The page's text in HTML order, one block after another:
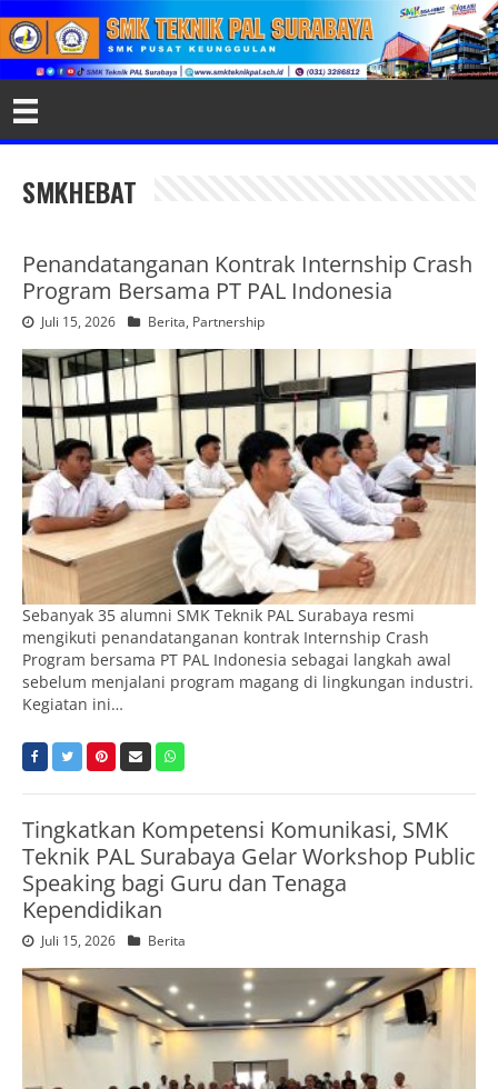
SMKHEBAT
Penandatanganan Kontrak Internship Crash
Program Bersama PT PAL Indonesia
Juli 15, 2026 Berita, Partnership
Sebanyak 35 alumni SMK Teknik PAL Surabaya resmi
mengikuti penandatanganan kontrak Internship Crash
Program bersama PT PAL Indonesia sebagai langkah awal
sebelum menjalani program magang di lingkungan industri.
Kegiatan ini…
Tingkatkan Kompetensi Komunikasi, SMK
Teknik PAL Surabaya Gelar Workshop Public
Speaking bagi Guru dan Tenaga
Kependidikan
Juli 15, 2026 Berita